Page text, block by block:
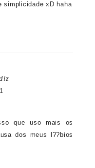
simplicidade xD haha
que uso mais os
dos meus l??bios